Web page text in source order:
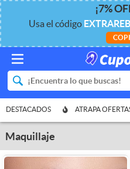
¡7%
Usa el código
DESTACADOS ATRAPA
Maquillaje